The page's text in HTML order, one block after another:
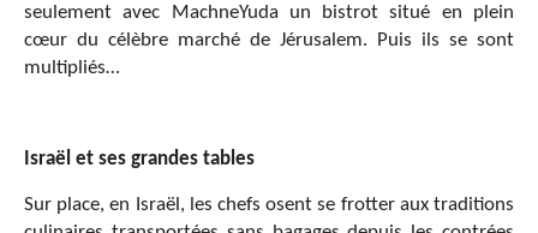
seulement avec MachneYuda un bistrot situé en plein
cœur du célèbre marché de Jérusalem. Puis ils se sont
multipliés…
Israël et ses grandes tables
Sur place, en Israël, les chefs osent se frotter aux traditions